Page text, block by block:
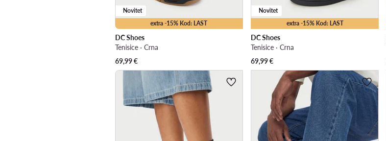
extra -15% Kod: LAST
Novitet
DC Shoes
Tenisice · Crna
69,99€
extra -15% Kod: LAST
Novitet
DC Shoes
Tenisice · Crna
69,99€